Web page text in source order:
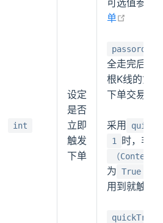
int
设定
是否
立即
触发
下单
单
passorder
全走完后生
根K线的第
下单交易；
采用
1
时，非
（
为 True
用到就触发
quickTrade